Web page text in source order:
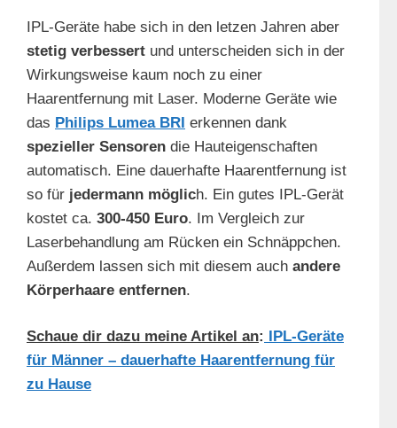
IPL-Geräte habe sich in den letzen Jahren aber
stetig verbessert und unterscheiden sich in der
Wirkungsweise kaum noch zu einer
Haarentfernung mit Laser. Moderne Geräte wie
das Philips Lumea BRI erkennen dank
spezieller Sensoren die Hauteigenschaften
automatisch. Eine dauerhafte Haarentfernung ist
so für jedermann möglich. Ein gutes IPL-Gerät
kostet ca. 300-450 Euro. Im Vergleich zur
Laserbehandlung am Rücken ein Schnäppchen.
Außerdem lassen sich mit diesem auch andere
Körperhaare entfernen.
Schaue dir dazu meine Artikel an:
IPL-Geräte
für Männer – dauerhafte Haarentfernung für
zu Hause